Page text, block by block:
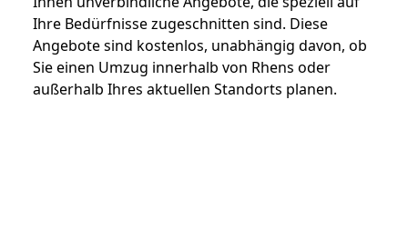
Ihre Bedürfnisse zugeschnitten sind. Diese
Angebote sind kostenlos, unabhängig davon, ob
Sie einen Umzug innerhalb von Rhens oder
außerhalb Ihres aktuellen Standorts planen.